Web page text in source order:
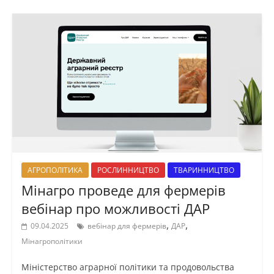
АГРОПОЛІТИКА РОСЛИННИЦТВО ТВАРИННИЦТВО
Мінагро проведе для фермерів
вебінар про можливості ДАР
09.04.2025 вебінар для фермерів, ДАР,
Мінагрополітики
Міністерство аграрної політики та продовольства